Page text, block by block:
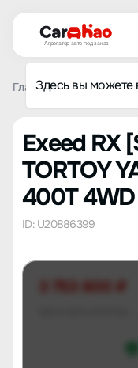
Агрегатор авто под заказ
Здесь вы можете
Главная Список
Exeed RX
TORTOY
400T
ID: U20886399
3 753 800 ₽